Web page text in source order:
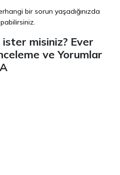
bir sorun yaşadığınızda
misiniz? Ever
ve Yorumlar